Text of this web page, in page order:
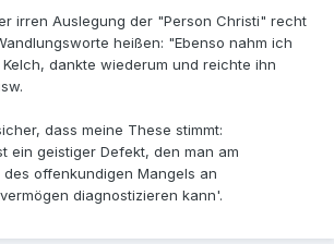
irren Auslegung der "Person Christi" recht
heißen: "Ebenso nahm ich
dankte wiederum und reichte ihn
dass meine These stimmt:
ein geistiger Defekt, den man am
offenkundigen Mangels an
diagnostizieren kann'.